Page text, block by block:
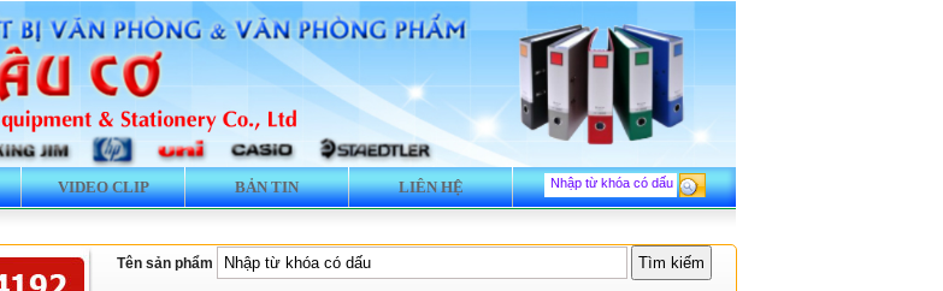
VIDEO CLIP BẢN TIN LIÊN HỆ
Tên sản phẩm